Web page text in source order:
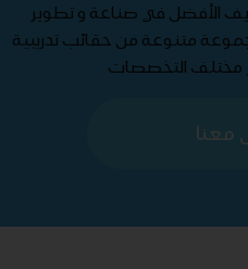
الأفضل في صناعة و تطوير
متنوعة من حقائب تدريبية
مختلف التخصصات
معنا